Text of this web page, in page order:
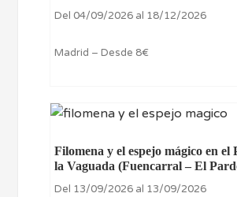
Del 04/09/2026 al 18/12/2026
Madrid – Desde 8€
Filomena y el espejo mágico en el
la Vaguada (Fuencarral – El
Del 13/09/2026 al 13/09/2026